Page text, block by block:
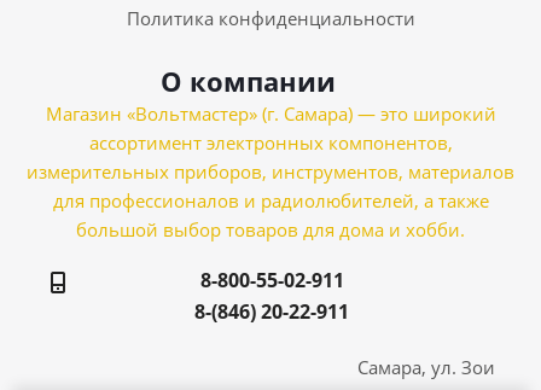
Политика конфиденциальности
О компании
Магазин «Вольтмастер» (г. Самара) — это широкий
ассортимент электронных компонентов,
измерительных приборов, инструментов, материалов
для профессионалов и радиолюбителей, а также
большой выбор товаров для дома и хобби.
8-800-55-02-911
8-(846) 20-22-911
Самара, ул. Зои